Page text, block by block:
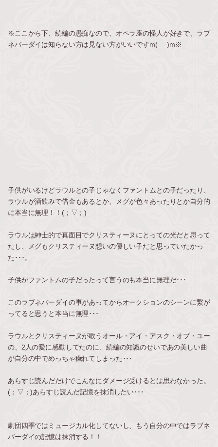
※ここから下、続編の愚痴なので、オペラ座の怪人が好きで、ラブ
ネバーダイは知らない方は見ない方がいいですm(_ _)m※
子供がいるけどラウルとの子じゃなくファントムとの子だったり、
ラウルが酒飲みで借金もあるとか、メグが色々あったりとか自分的
に本当に無理！！(；▽；)
ラウルは紳士的で真面目でクリスティーヌにとっての光だと思って
たし、メグもクリスティーヌ想いの優しい子だと思っていたかっ
た･･･。
子供がファントムの子だったって言うのも本当に無理だ･･･
このラブネバーダイの事があってからオークションのシーンに繋が
ってると思うと本当に無理･･･
ラウルとクリスティーヌが歌うオール・アイ・アスク・オブ・ユー
の、2人の愛に感動してたのに、続編の知識のせいであの美しい曲
が自分の中でめっちゃ穢れてしまった･･･
あらすじ読んだだけでこんなにダメージ受けるとは思わなかった。
(；▽；)あらすじ読んだ記憶を抹消したい･･･
劇団四季ではミュージカル化してないし、もう自分の中ではラブネ
バーダイの記憶は抹消する！！